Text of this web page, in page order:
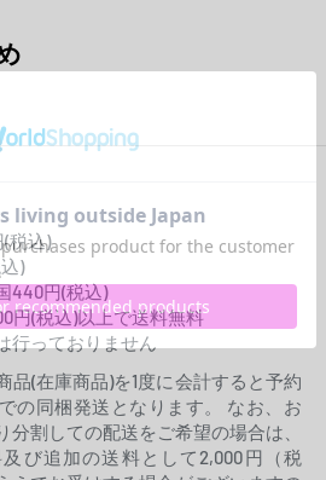
税込)
)
440円(税込)
円(税込)以上で送料無料
行っておりません
品(在庫商品)を1度に会計すると予約
の同梱発送となります。 なお、お
分割しての配送をご希望の場合は、
び追加の送料として2,000円（税